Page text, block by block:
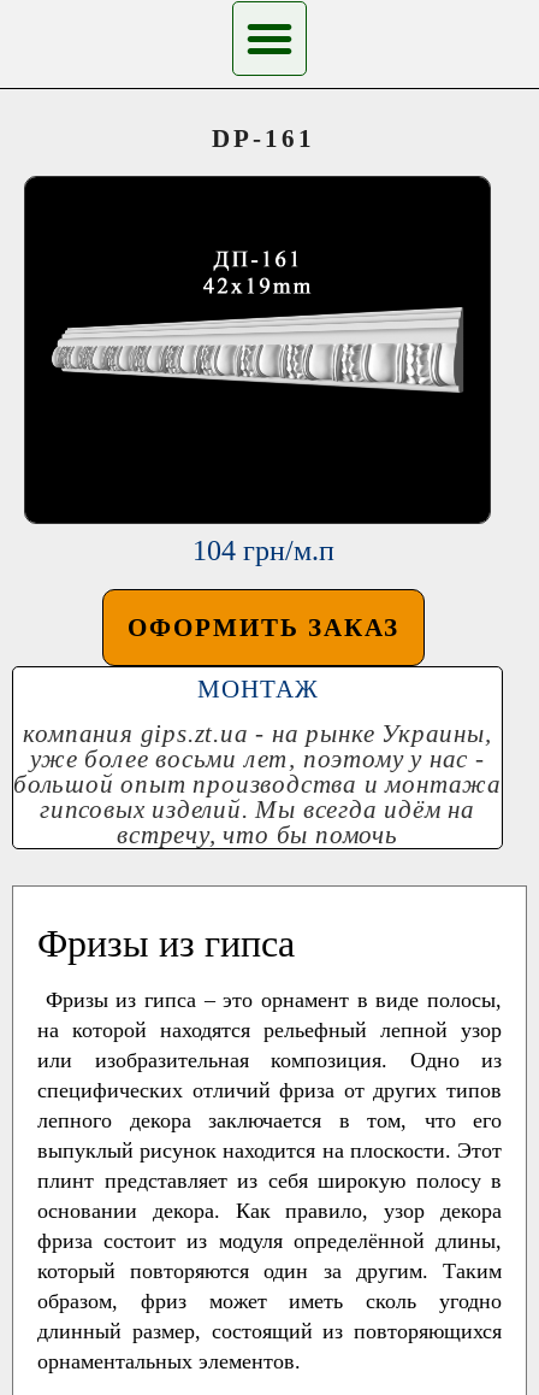
DP-161
104 грн/м.п
ОФОРМИТЬ ЗАКАЗ
МОНТАЖ
компания gips.zt.ua - на рынке Украины,
уже более восьми лет, поэтому у нас -
большой опыт производства и монтажа
гипсовых изделий. Мы всегда идём на
встречу, что бы помочь
Фризы из гипса
Фризы из гипса – это орнамент в виде полосы,
на которой находятся рельефный лепной узор
или изобразительная композиция. Одно из
специфических отличий фриза от других типов
лепного декора заключается в том, что его
выпуклый рисунок находится на плоскости. Этот
плинт представляет из себя широкую полосу в
основании декора. Как правило, узор декора
фриза состоит из модуля определённой длины,
который повторяются один за другим. Таким
образом, фриз может иметь сколь угодно
длинный размер, состоящий из повторяющихся
орнаментальных элементов.